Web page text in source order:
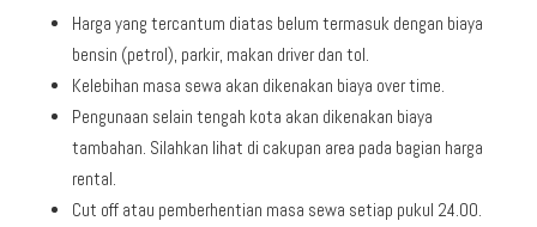
Harga yang tercantum diatas belum termasuk dengan biaya
bensin (petrol), parkir, makan driver dan tol.
Kelebihan masa sewa akan dikenakan biaya over time.
Pengunaan selain tengah kota akan dikenakan biaya
tambahan. Silahkan lihat di cakupan area pada bagian harga
rental.
Cut off atau pemberhentian masa sewa setiap pukul 24.00.